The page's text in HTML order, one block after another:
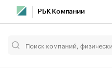
РБК Компании